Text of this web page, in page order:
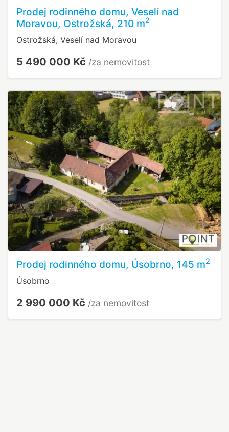
Prodej rodinného domu, Veselí nad
Moravou, Ostrožská, 210 m2
Ostrožská, Veselí nad Moravou
5 490 000 Kč /za nemovitost
Prodej rodinného domu, Úsobrno, 145 m2
Úsobrno
2 990 000 Kč /za nemovitost